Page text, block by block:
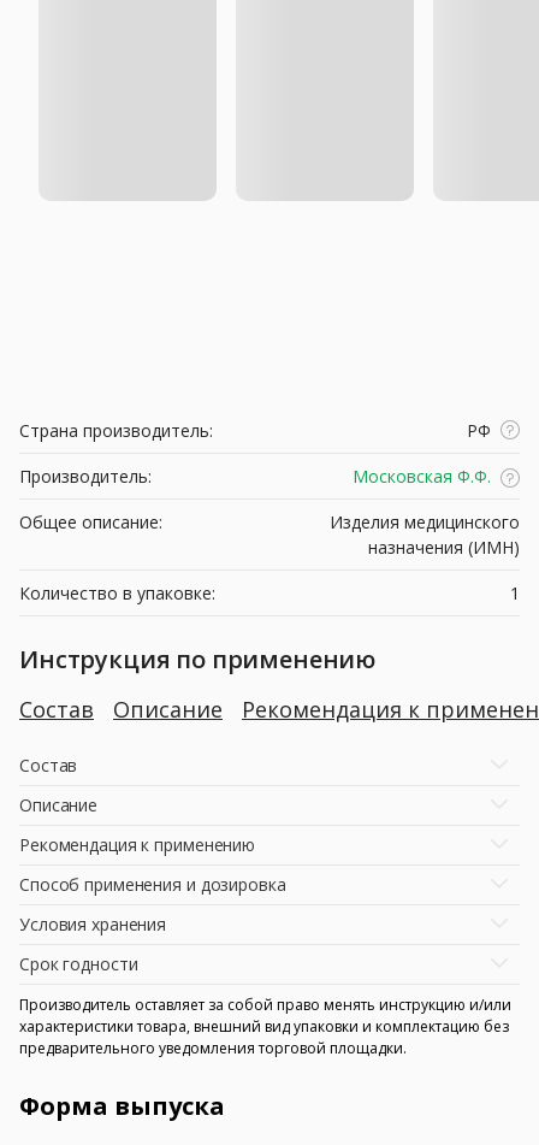
Страна производитель:
РФ
Производитель:
Московская Ф.Ф.
Общее описание:
Изделия медицинского
назначения (ИМН)
Количество в упаковке:
1
Инструкция по применению
Состав Описание Рекомендация к
Состав
Описание
Рекомендация к применению
Способ применения и дозировка
Условия хранения
Срок годности
Производитель оставляет за собой право менять инструкцию и/или
характеристики товара, внешний вид упаковки и комплектацию без
предварительного уведомления торговой площадки.
Форма выпуска